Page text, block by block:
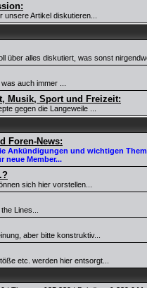
unsere Artikel diskutieren...
über alles diskutiert, was sonst
auch immer ...
Musik, Sport und Freizeit:
gegen die Langeweile ...
Foren-News:
Ankündigungen und wichtigen
neue Member...
sich hier vorstellen...
Lines...
aber bitte konstruktiv...
etc. werden hier entsorgt...